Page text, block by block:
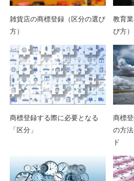
雑貨店の商標登録（区分の選び
方）
教育
び方）
商標登録する際に必要となる
「区分」
商標
の方
ド